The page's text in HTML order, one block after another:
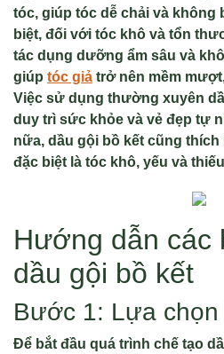
tóc, giúp tóc dễ chải và không
biệt, đối với tóc khô và tổn
tác dụng dưỡng ẩm sâu và
giúp tóc giả trở nên mềm
Việc sử dụng thường xuyên
duy trì sức khỏe và vẻ đẹp tự
nữa, dầu gội bồ kết cũng
đặc biệt là tóc khô, yếu và
Hướng dẫn các
dầu gội bồ kết
Bước 1: Lựa
Để bắt đầu quá trình chế tạo